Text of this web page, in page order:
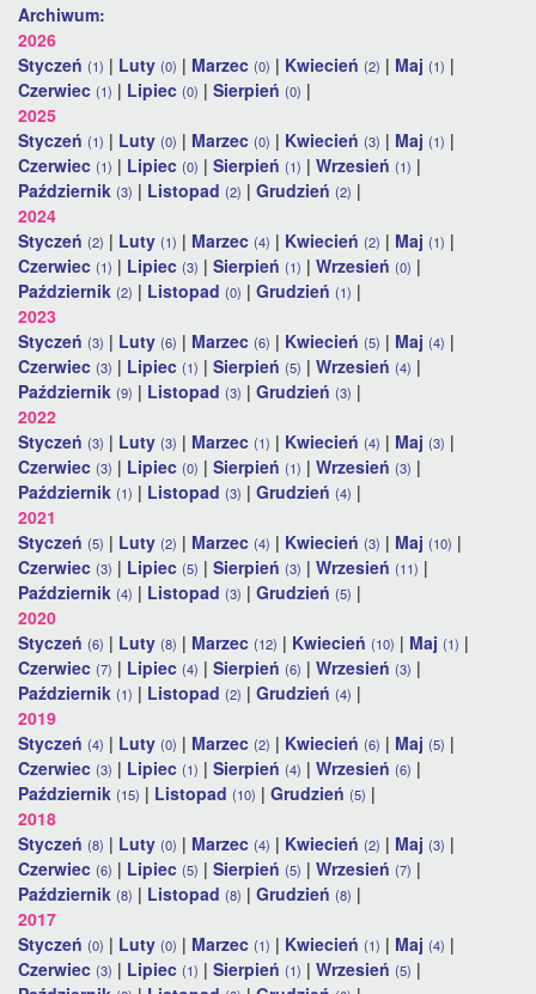
Archiwum:
2026
Styczeń (1) | Luty (0) | Marzec (0) | Kwiecień (2) | Maj (1) |
Czerwiec (1) | Lipiec (0) | Sierpień (0) |
2025
Styczeń (1) | Luty (0) | Marzec (0) | Kwiecień (3) | Maj (1) |
Czerwiec (1) | Lipiec (0) | Sierpień (1) | Wrzesień (1) |
Październik (3) | Listopad (2) | Grudzień (2) |
2024
Styczeń (2) | Luty (1) | Marzec (4) | Kwiecień (2) | Maj (1) |
Czerwiec (1) | Lipiec (3) | Sierpień (1) | Wrzesień (0) |
Październik (2) | Listopad (0) | Grudzień (1) |
2023
Styczeń (3) | Luty (6) | Marzec (6) | Kwiecień (5) | Maj (4) |
Czerwiec (3) | Lipiec (1) | Sierpień (5) | Wrzesień (4) |
Październik (9) | Listopad (3) | Grudzień (3) |
2022
Styczeń (3) | Luty (3) | Marzec (1) | Kwiecień (4) | Maj (3) |
Czerwiec (3) | Lipiec (0) | Sierpień (1) | Wrzesień (3) |
Październik (1) | Listopad (3) | Grudzień (4) |
2021
Styczeń (5) | Luty (2) | Marzec (4) | Kwiecień (3) | Maj (10) |
Czerwiec (3) | Lipiec (5) | Sierpień (3) | Wrzesień (11) |
Październik (4) | Listopad (3) | Grudzień (5) |
2020
Styczeń (6) | Luty (8) | Marzec (12) | Kwiecień (10) | Maj (1) |
Czerwiec (7) | Lipiec (4) | Sierpień (6) | Wrzesień (3) |
Październik (1) | Listopad (2) | Grudzień (4) |
2019
Styczeń (4) | Luty (0) | Marzec (2) | Kwiecień (6) | Maj (5) |
Czerwiec (3) | Lipiec (1) | Sierpień (4) | Wrzesień (6) |
Październik (15) | Listopad (10) | Grudzień (5) |
2018
Styczeń (8) | Luty (0) | Marzec (4) | Kwiecień (2) | Maj (3) |
Czerwiec (6) | Lipiec (5) | Sierpień (5) | Wrzesień (7) |
Październik (8) | Listopad (8) | Grudzień (8) |
2017
Styczeń (0) | Luty (0) | Marzec (1) | Kwiecień (1) | Maj (4) |
Czerwiec (3) | Lipiec (1) | Sierpień (1) | Wrzesień (5) |